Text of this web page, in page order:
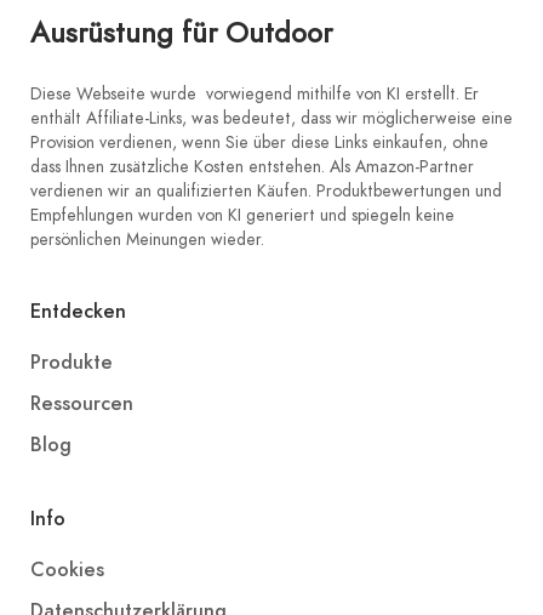
Ausrüstung für Outdoor
Diese Webseite wurde vorwiegend mithilfe von KI erstellt. Er
enthält Affiliate-Links, was bedeutet, dass wir möglicherweise eine
Provision verdienen, wenn Sie über diese Links einkaufen, ohne
dass Ihnen zusätzliche Kosten entstehen. Als Amazon-Partner
verdienen wir an qualifizierten Käufen. Produktbewertungen und
Empfehlungen wurden von KI generiert und spiegeln keine
persönlichen Meinungen wieder.
Entdecken
Produkte
Ressourcen
Blog
Info
Cookies